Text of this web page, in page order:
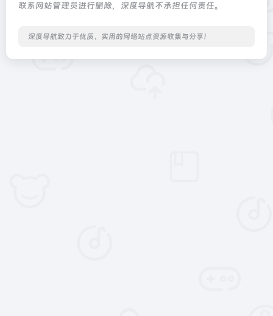
联系网站管理员进行删除，深度导航不承担任何责任。
深度导航致力于优质、实用的网络站点资源收集与分享！